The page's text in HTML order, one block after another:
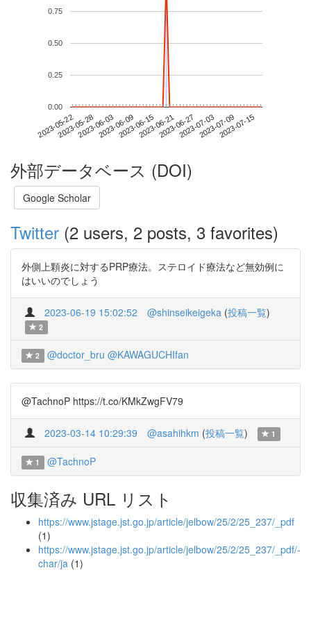
2023-05-222023-05-282023-06-032023-06-092023-06-152023-06-212023-06-272023-07-032023-07-092023-07-15
0.00
0.25
0.50
0.75
外部データベース (DOI)
Google Scholar
Twitter (2 users, 2 posts, 3 favorites)
外側上顆炎に対するPRP療法。ステロイド療法など無効例に
はいいのでしょう
2023-06-19 15:02:52 @shinseikeigeka (投稿一覧)
2
2 @doctor_bru @KAWAGUCHIfan
@TachnoP https://t.co/KMkZwgFV79
2023-03-14 10:29:39 @asahihkm (投稿一覧) 1
1 @TachnoP
収集済み URL リスト
https://www.jstage.jst.go.jp/article/jelbow/25/2/25_237/_pdf
(1)
https://www.jstage.jst.go.jp/article/jelbow/25/2/25_237/_pdf/-
char/ja (1)